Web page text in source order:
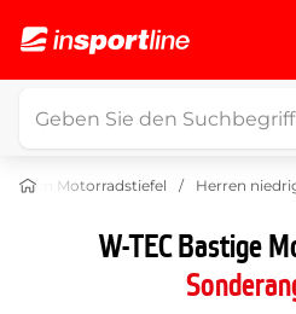
Herren Motorradstiefel Herren
W-TEC Bastige